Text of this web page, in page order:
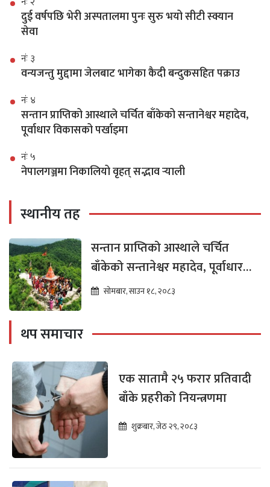
दुई वर्षपछि भेरी अस्पतालमा पुनः सुरु भयो सीटी स्क्यान
सेवा
नंः ३
वन्यजन्तु मुद्दामा जेलबाट भागेका कैदी बन्दुकसहित पक्राउ
नंः ४
सन्तान प्राप्तिको आस्थाले चर्चित बाँकेको सन्तानेश्वर महादेव,
पूर्वाधार विकासको पर्खाइमा
नंः ५
नेपालगञ्जमा निकालियो वृहत् सद्भाव र्‍याली
स्थानीय तह
सन्तान प्राप्तिको आस्थाले चर्चित
बाँकेको सन्तानेश्वर महादेव, पूर्वाधार
विकासको पर्खाइमा
सोमबार, साउन १८, २०८३
थप समाचार
एक सातामै २५ फरार प्रतिवादी
बाँके प्रहरीको नियन्त्रणमा
शुक्रबार, जेठ २९, २०८३